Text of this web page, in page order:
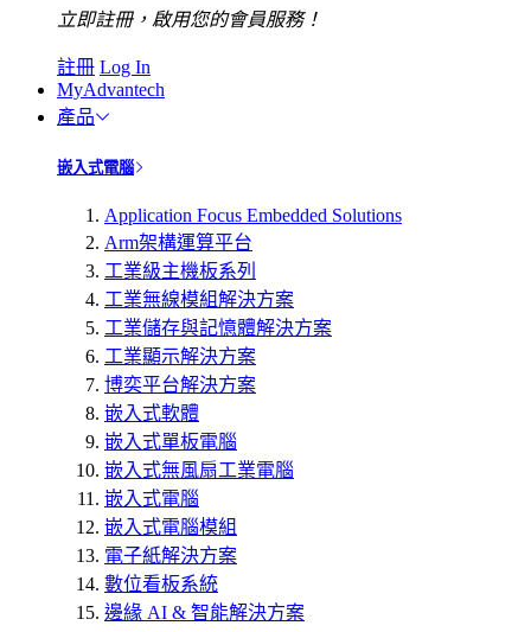
立即註冊，啟用您的會員服務！
註冊 Log In
MyAdvantech
產品
嵌入式電腦
Application Focus Embedded Solutions
Arm架構運算平台
工業級主機板系列
工業無線模組解決方案
工業儲存與記憶體解決方案
工業顯示解決方案
博奕平台解決方案
嵌入式軟體
嵌入式單板電腦
嵌入式無風扇工業電腦
嵌入式電腦
嵌入式電腦模組
電子紙解決方案
數位看板系統
邊緣 AI & 智能解決方案